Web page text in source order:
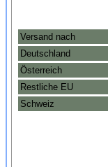
Versand nach
Deutschland
Österreich
Restliche EU
Schweiz